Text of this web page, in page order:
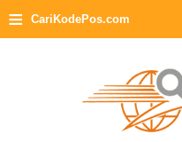
≡ CariKodePos.com